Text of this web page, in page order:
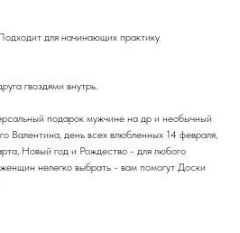
для начинающих практику.
гвоздями внутрь.
подарок мужчине на др и необычный
Валентина, день всех влюбленных 14 февраля,
Новый год и Рождество - для любого
нелегко выбрать - вам помогут Доски